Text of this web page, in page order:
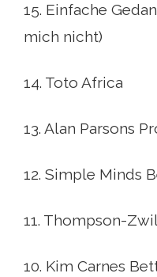
15. Einfache
mich nicht)
14. Toto Africa
13. Alan Parsons
12. Simple Minds
11. Thompson-
10. Kim Carnes